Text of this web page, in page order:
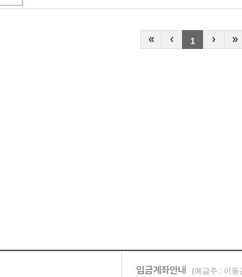
« ‹ 1 › »
입금계좌안내 (예금주 : 이동